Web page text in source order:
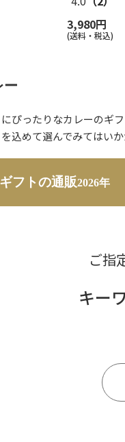
3,980円
(送料・税込)
ー
ぴったりなカレーのギ
込めて選んでみてはい
フトの通販2026年
ご指
キー